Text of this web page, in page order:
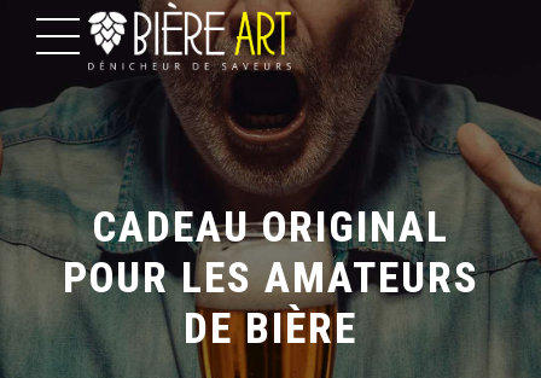
CADEAU ORIGINAL
POUR LES AMATEURS
DE BIÈRE